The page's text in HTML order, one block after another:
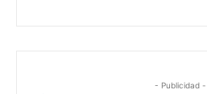
- Publicidad -